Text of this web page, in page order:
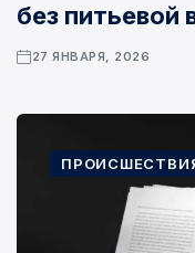
без питьевой
27 ЯНВАРЯ, 2026